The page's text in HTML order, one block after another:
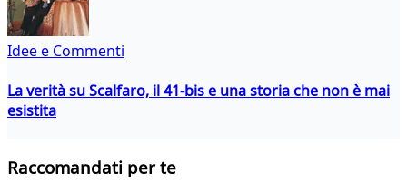
Idee e Commenti
La verità su Scalfaro, il 41-bis e una storia che non è mai
esistita
Raccomandati per te